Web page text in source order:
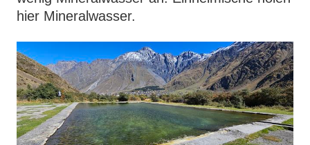
hier Mineralwasser.